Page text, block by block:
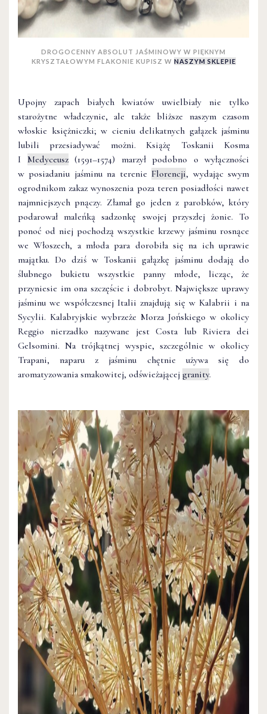
DROGOCENNY ABSOLUT JAŚMINOWY W PIĘKNYM
KRYSZTAŁOWYM FLAKONIE KUPISZ W NASZYM SKLEPIE
Upojny zapach białych kwiatów uwielbiały nie tylko
starożytne władczynie, ale także bliższe naszym czasom
włoskie księżniczki; w cieniu delikatnych gałązek jaśminu
lubili przesiadywać możni. Książę Toskanii Kosma
I Medyceusz(1591–1574) marzył podobno o wyłączności
w posiadaniu jaśminu na terenieFlorencji, wydając swym
ogrodnikom zakaz wynoszenia poza teren posiadłości nawet
najmniejszych pnączy. Złamał go jeden z parobków, który
podarował maleńką sadzonkę swojej przyszłej żonie. To
ponoć od niej pochodzą wszystkie krzewy jaśminu rosnące
we Włoszech, a młoda para dorobiła się na ich uprawie
majątku. Do dziś w Toskanii gałązkę jaśminu dodają do
ślubnego bukietu wszystkie panny młode, licząc, że
przyniesie im ona szczęście i dobrobyt. Największe uprawy
jaśminu we współczesnej Italii znajdują się w Kalabrii i na
Sycylii. Kalabryjskie wybrzeże Morza Jońskiego w okolicy
Reggio nierzadko nazywane jest Costa lub Riviera dei
Gelsomini. Na trójkątnej wyspie, szczególnie w okolicy
Trapani, naparu z jaśminu chętnie używa się do
aromatyzowania smakowitej, odświeżającej granity.